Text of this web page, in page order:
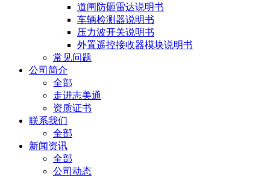
道闸防砸雷达说明书
车辆检测器说明书
压力波开关说明书
外置遥控接收器模块说明书
常见问题
公司简介
全部
走进志美通
资质证书
联系我们
全部
新闻资讯
全部
公司动态